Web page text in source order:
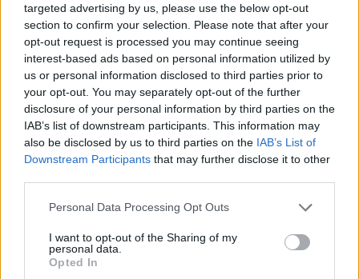
targeted advertising by us, please use the below opt-out
section to confirm your selection. Please note that after your
opt-out request is processed you may continue seeing
interest-based ads based on personal information utilized by
us or personal information disclosed to third parties prior to
your opt-out. You may separately opt-out of the further
disclosure of your personal information by third parties on the
IAB’s list of downstream participants. This information may
also be disclosed by us to third parties on the IAB’s List of
Downstream Participants that may further disclose it to other
Please note that this website/app uses one or more Google
not limited to your visit or usage behaviour. You may click to
grant or deny consent to Google and its third-party tags to
use your data for below specified purposes in below Google
Personal Data Processing Opt Outs
I want to opt-out of the Sharing of my
personal data.
Opted In
RECOMENDAMOS CONTENIDO DE CATEGORÍA
NEOPLASIAS - OTRAS